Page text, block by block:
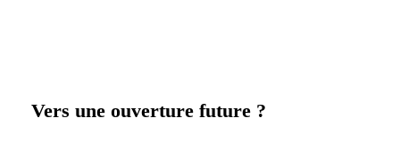
Vers une ouverture future ?